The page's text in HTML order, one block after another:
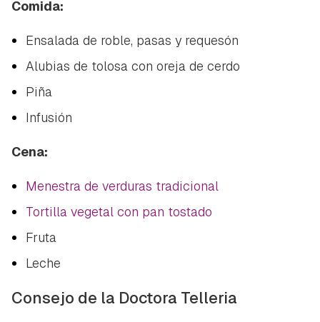
Comida:
Ensalada de roble, pasas y requesón
Alubias de tolosa con oreja de cerdo
Piña
Infusión
Cena:
Menestra de verduras tradicional
Tortilla vegetal con pan tostado
Fruta
Leche
Consejo de la Doctora Telleria